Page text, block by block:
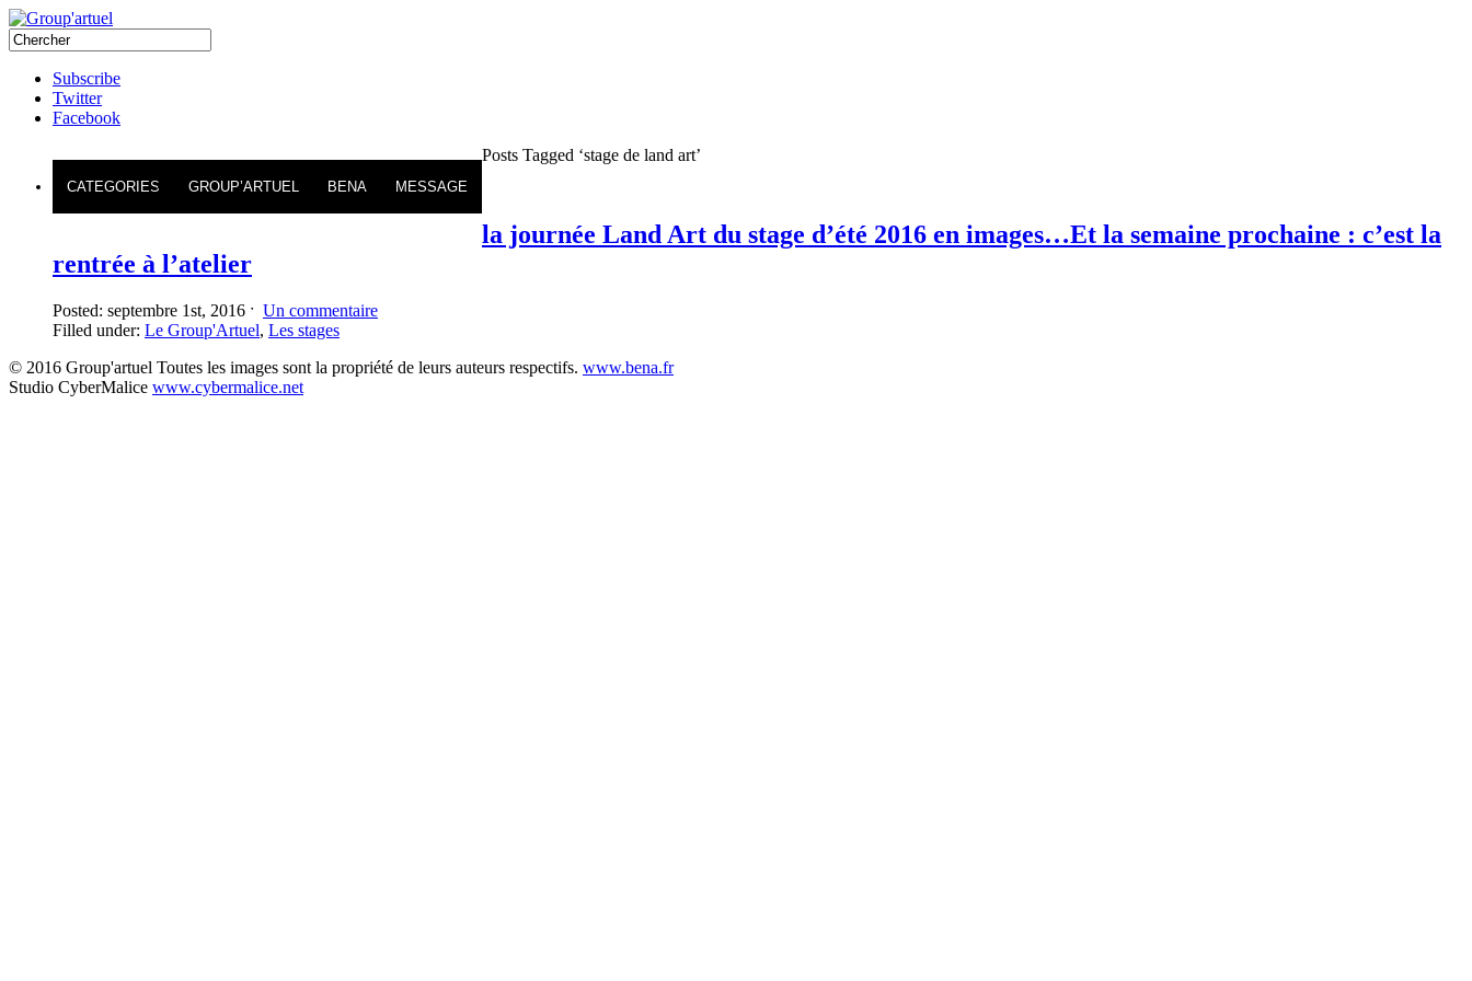
Subscribe
Twitter
Facebook
CATEGORIES GROUP’ARTUEL BENA MESSAGE
Posts Tagged ‘stage de land art’
la journée Land Art du stage d’été 2016 en images…Et la semaine prochaine : c’est la
rentrée à l’atelier
Posted: septembre 1st, 2016 ˑ Un commentaire
Filled under: Le Group'Artuel, Les stages
© 2016 Group'artuel Toutes les images sont la propriété de leurs auteurs respectifs. www.bena.fr
Studio CyberMalice www.cybermalice.net